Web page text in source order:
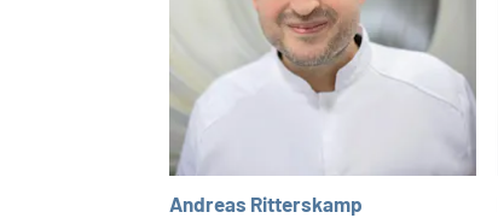
Andreas Ritterskamp